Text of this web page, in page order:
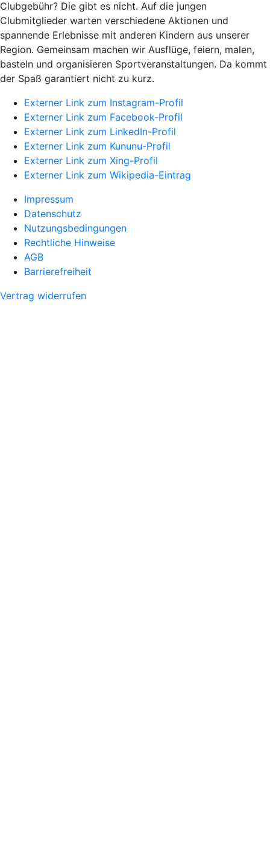
Clubgebühr? Die gibt es nicht. Auf die jungen
Clubmitglieder warten verschiedene Aktionen und
spannende Erlebnisse mit anderen Kindern aus unserer
Region. Gemeinsam machen wir Ausflüge, feiern, malen,
basteln und organisieren Sportveranstaltungen. Da kommt
der Spaß garantiert nicht zu kurz.
Externer Link zum Instagram-Profil
Externer Link zum Facebook-Profil
Externer Link zum LinkedIn-Profil
Externer Link zum Kununu-Profil
Externer Link zum Xing-Profil
Externer Link zum Wikipedia-Eintrag
Impressum
Datenschutz
Nutzungsbedingungen
Rechtliche Hinweise
AGB
Barrierefreiheit
Vertrag widerrufen